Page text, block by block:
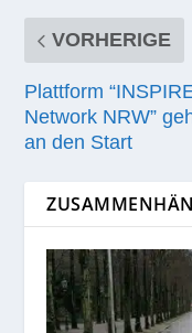
VORHERIGE
Plattform
Network NRW”
an den Start